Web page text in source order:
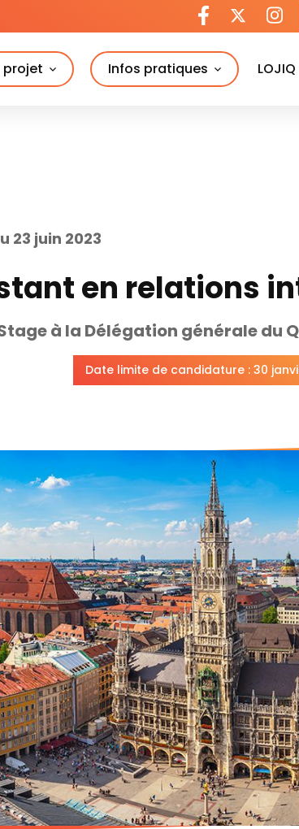
projet Infos pratiques LOJIQ
23 juin 2023
en relations
à la Délégation générale du
Date limite de candidature : 30